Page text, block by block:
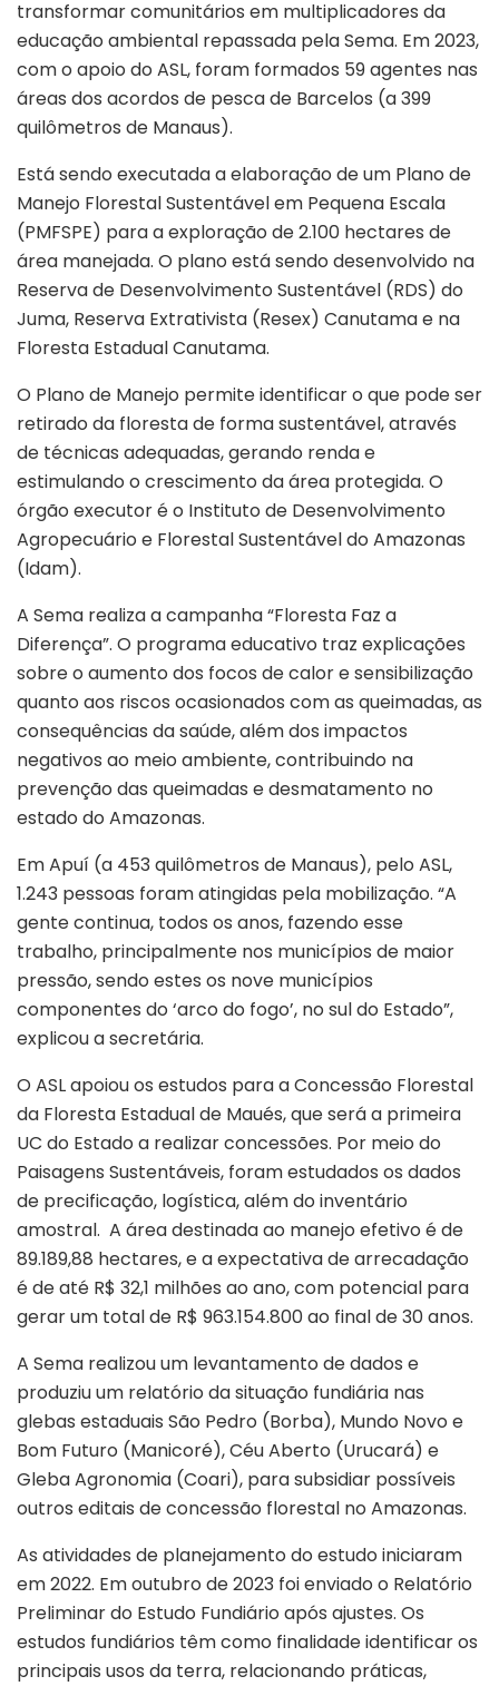
transformar comunitários em multiplicadores da
educação ambiental repassada pela Sema. Em 2023,
com o apoio do ASL, foram formados 59 agentes nas
áreas dos acordos de pesca de Barcelos (a 399
quilômetros de Manaus).
Está sendo executada a elaboração de um Plano de
Manejo Florestal Sustentável em Pequena Escala
(PMFSPE) para a exploração de 2.100 hectares de
área manejada. O plano está sendo desenvolvido na
Reserva de Desenvolvimento Sustentável (RDS) do
Juma, Reserva Extrativista (Resex) Canutama e na
Floresta Estadual Canutama.
O Plano de Manejo permite identificar o que pode ser
retirado da floresta de forma sustentável, através
de técnicas adequadas, gerando renda e
estimulando o crescimento da área protegida. O
órgão executor é o Instituto de Desenvolvimento
Agropecuário e Florestal Sustentável do Amazonas
(Idam).
A Sema realiza a campanha “Floresta Faz a
Diferença”. O programa educativo traz explicações
sobre o aumento dos focos de calor e sensibilização
quanto aos riscos ocasionados com as queimadas, as
consequências da saúde, além dos impactos
negativos ao meio ambiente, contribuindo na
prevenção das queimadas e desmatamento no
estado do Amazonas.
Em Apuí (a 453 quilômetros de Manaus), pelo ASL,
1.243 pessoas foram atingidas pela mobilização. “A
gente continua, todos os anos, fazendo esse
trabalho, principalmente nos municípios de maior
pressão, sendo estes os nove municípios
componentes do ‘arco do fogo’, no sul do Estado”,
explicou a secretária.
O ASL apoiou os estudos para a Concessão Florestal
da Floresta Estadual de Maués, que será a primeira
UC do Estado a realizar concessões. Por meio do
Paisagens Sustentáveis, foram estudados os dados
de precificação, logística, além do inventário
amostral. A área destinada ao manejo efetivo é de
89.189,88 hectares, e a expectativa de arrecadação
é de até R$ 32,1 milhões ao ano, com potencial para
gerar um total de R$ 963.154.800 ao final de 30 anos.
A Sema realizou um levantamento de dados e
produziu um relatório da situação fundiária nas
glebas estaduais São Pedro (Borba), Mundo Novo e
Bom Futuro (Manicoré), Céu Aberto (Urucará) e
Gleba Agronomia (Coari), para subsidiar possíveis
outros editais de concessão florestal no Amazonas.
As atividades de planejamento do estudo iniciaram
em 2022. Em outubro de 2023 foi enviado o Relatório
Preliminar do Estudo Fundiário após ajustes. Os
estudos fundiários têm como finalidade identificar os
principais usos da terra, relacionando práticas,